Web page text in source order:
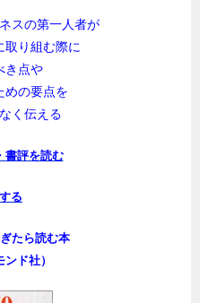
スの第一人者が
取り組む際に
き点や
めの要点を
く伝える
書評を読む
る
たら読む本
ンド社）